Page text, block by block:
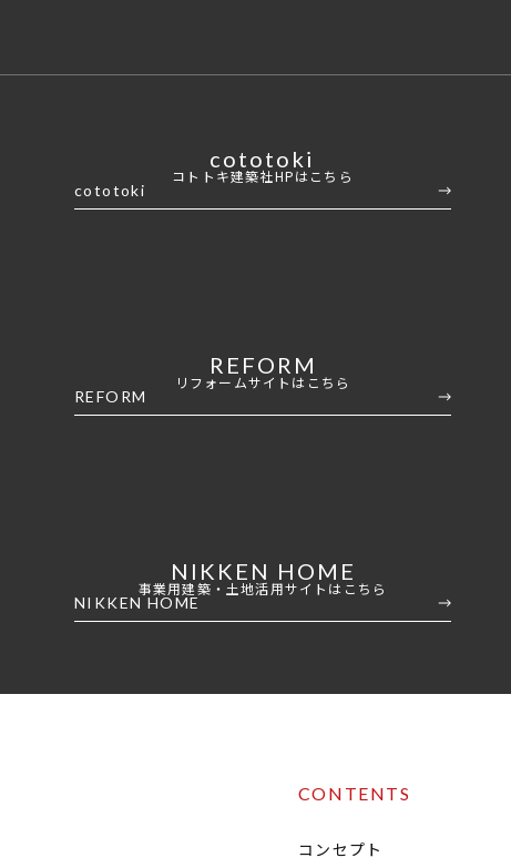
cototoki
コトトキ建築社HPはこちら
cototoki
REFORM
リフォームサイトはこちら
REFORM
NIKKEN HOME
事業用建築・土地活用サイトはこちら
NIKKEN HOME
CONTENTS
コンセプト